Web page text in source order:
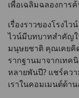
เพื่อเฉลิมฉลองการ
เรื่องราวของโรงไ
ไวน์มีบทบาทสำคัญ
มนุษยชาติ คุณเคย
รากฐานมาจากเทค
หลายพันปี? แชร์คว
เราในคอมเมนต์ด้าน